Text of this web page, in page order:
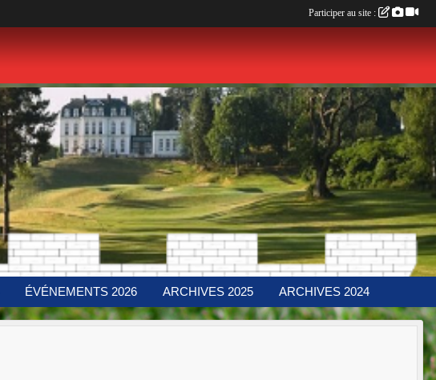
ÉVÉNEMENTS 2026 ARCHIVES 2025 ARCHIVES 2024
Participer au site :